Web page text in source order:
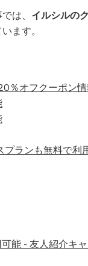
は、 イルシルの
ます。
％オフクーポン
プランも無料で利
能 - 友人紹介キ